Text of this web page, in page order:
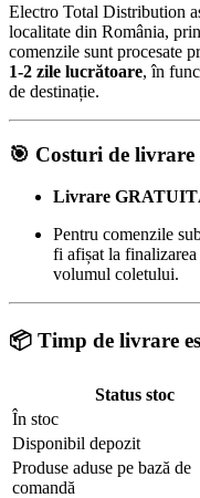
Electro Total Distribution
localitate din România,
comenzile sunt procesate
1-2 zile lucrătoare, în
de destinație.
🎯 Costuri de livrare
Livrare
Pentru comenzile
fi afișat la
volumul coletului.
📦 Timp de livrare
Status stoc
În stoc
Disponibil depozit
Produse aduse pe bază de
comandă